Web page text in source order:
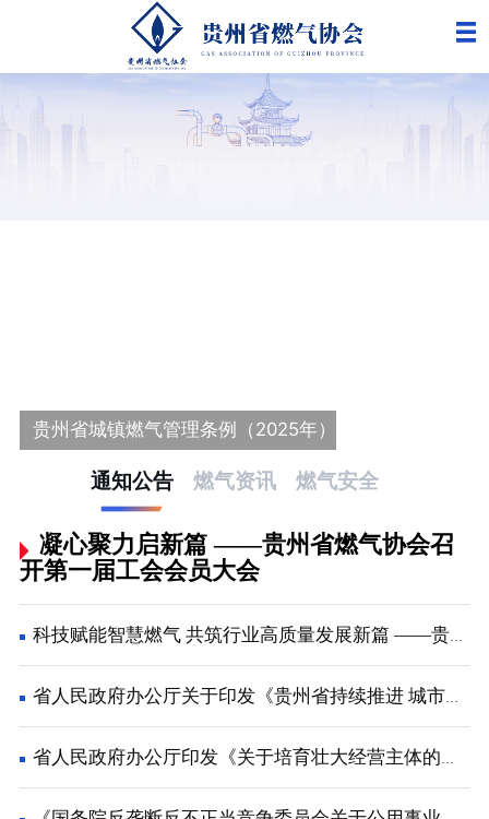
贵州省城镇燃气管理条例（2025年）
通知公告 燃气资讯 燃气安全
凝心聚力启新篇 ——贵州省燃气协会召
开第一届工会会员大会
科技赋能智慧燃气 共筑行业高质量发展新篇 ——贵州省燃气协会2026年会员大会在兴义顺利召开
省人民政府办公厅关于印发《贵州省持续推进 城市更新行动工作方案》的通知
省人民政府办公厅印发《关于培育壮大经营主体的若干政策措施》的通知